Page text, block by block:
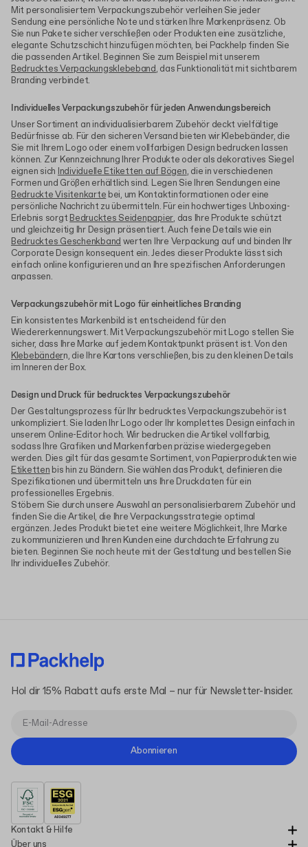
Mit personalisiertem Verpackungszubehör verleihen Sie jeder
Sendung eine persönliche Note und stärken Ihre Markenpräsenz. Ob
Sie nun Pakete sicher verschließen oder Produkten eine zusätzliche,
elegante Schutzschicht hinzufügen möchten, bei Packhelp finden Sie
die passenden Artikel. Beginnen Sie zum Beispiel mit unserem
Bedrucktes Verpackungsklebeband, das Funktionalität mit sichtbarem
Branding verbindet.
Individuelles Verpackungszubehör für jeden Anwendungsbereich
Unser Sortiment an individualisierbarem Zubehör deckt vielfältige
Bedürfnisse ab. Für den sicheren Versand bieten wir Klebebänder, die
Sie mit Ihrem Logo oder einem vollfarbigen Design bedrucken lassen
können. Zur Kennzeichnung Ihrer Produkte oder als dekoratives Siegel
eignen sich Individuelle Etiketten auf Bögen, die in verschiedenen
Formen und Größen erhältlich sind. Legen Sie Ihren Sendungen eine
Bedruckte Visitenkarte bei, um Kontaktinformationen oder eine
persönliche Nachricht zu übermitteln. Für ein hochwertiges Unboxing-
Erlebnis sorgtBedrucktes Seidenpapier, das Ihre Produkte schützt
und gleichzeitig Ihr Design präsentiert. Auch feine Details wie ein
Bedrucktes Geschenkband werten Ihre Verpackung auf und binden Ihr
Corporate Design konsequent ein. Jedes dieser Produkte lässt sich
einfach online konfigurieren und an Ihre spezifischen Anforderungen
anpassen.
Verpackungszubehör mit Logo für einheitliches Branding
Ein konsistentes Markenbild ist entscheidend für den
Wiedererkennungswert. Mit Verpackungszubehör mit Logo stellen Sie
sicher, dass Ihre Marke auf jedem Kontaktpunkt präsent ist. Von den
Klebebändern, die Ihre Kartons verschließen, bis zu den kleinen Details
im Inneren der Box.
Design und Druck für bedrucktes Verpackungszubehör
Der Gestaltungsprozess für Ihr bedrucktes Verpackungszubehör ist
unkompliziert. Sie laden Ihr Logo oder Ihr komplettes Design einfach in
unserem Online-Editor hoch. Wir bedrucken die Artikel vollfarbig,
sodass Ihre Grafiken und Markenfarben präzise wiedergegeben
werden. Dies gilt für das gesamte Sortiment, von Papierprodukten wie
Etiketten bis hin zu Bändern. Sie wählen das Produkt, definieren die
Spezifikationen und übermitteln uns Ihre Druckdaten für ein
professionelles Ergebnis.
Stöbern Sie durch unsere Auswahl an personalisierbarem Zubehör und
finden Sie die Artikel, die Ihre Verpackungsstrategie optimal
ergänzen. Jedes Produkt bietet eine weitere Möglichkeit, Ihre Marke
zu kommunizieren und Ihren Kunden eine durchdachte Erfahrung zu
bieten. Beginnen Sie noch heute mit der Gestaltung und bestellen Sie
Ihr individuelles Zubehör.
Kontakt & Hilfe
Über uns
Hol dir 15% Rabatt aufs erste Mal – nur für Newsletter-Insider.
Abonnieren